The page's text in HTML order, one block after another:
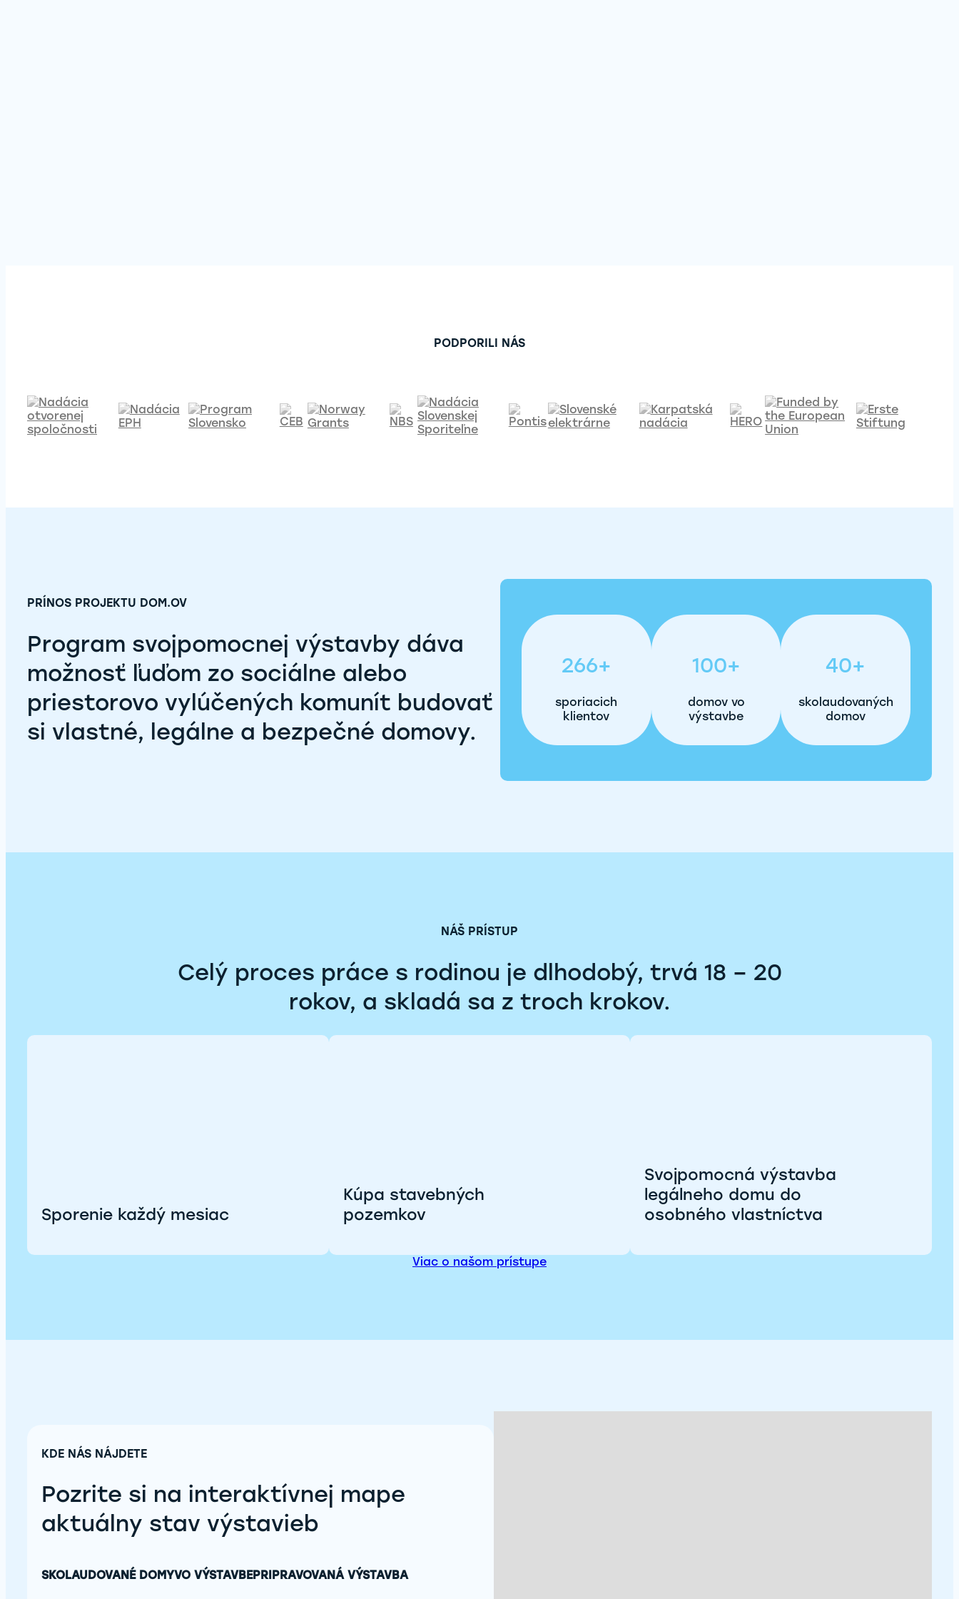
PODPORILI NÁS
PRÍNOS PROJEKTU DOM.OV
Program svojpomocnej výstavby dáva
možnosť ľuďom zo sociálne alebo
priestorovo vylúčených komunít budovať
si vlastné, legálne a bezpečné domovy.
266+
sporiacich
klientov
100+
domov vo
výstavbe
40+
skolaudovaných
domov
NÁŠ PRÍSTUP
Celý proces práce s rodinou je dlhodobý, trvá 18 – 20
rokov, a skladá sa z troch krokov.
Sporenie každý mesiac
Kúpa stavebných
pozemkov
Svojpomocná výstavba
legálneho domu do
osobného vlastníctva
Viac o našom prístupe
KDE NÁS NÁJDETE
Pozrite si na interaktívnej mape
aktuálny stav výstavieb
SKOLAUDOVANÉ DOMYVO VÝSTAVBEPRIPRAVOVANÁ VÝSTAVBA